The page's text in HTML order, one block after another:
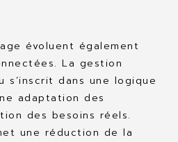
évoluent également
La gestion
s’inscrit dans une logique
adaptation des
des besoins réels.
une réduction de la